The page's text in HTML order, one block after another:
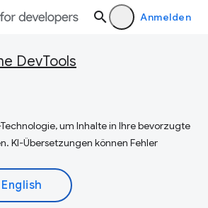
Anmelden
DevTools
um Inhalte in Ihre bevorzugte
KI-Übersetzungen können Fehler